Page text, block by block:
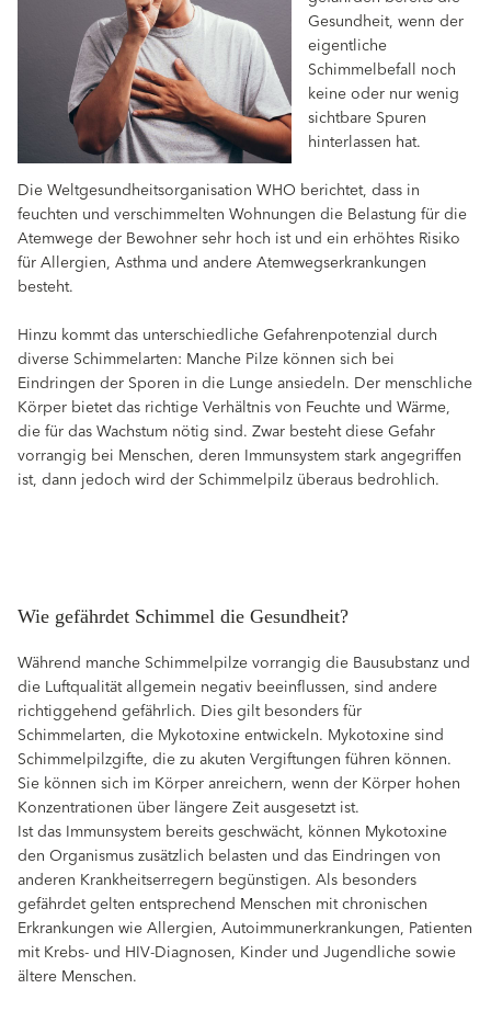
Gesundheit, wenn der
eigentliche
Schimmelbefall noch
keine oder nur wenig
sichtbare Spuren
hinterlassen hat.
Die Weltgesundheitsorganisation WHO berichtet, dass in
feuchten und verschimmelten Wohnungen die Belastung für die
Atemwege der Bewohner sehr hoch ist und ein erhöhtes Risiko
für Allergien, Asthma und andere Atemwegserkrankungen
besteht.
Hinzu kommt das unterschiedliche Gefahrenpotenzial durch
diverse Schimmelarten: Manche Pilze können sich bei
Eindringen der Sporen in die Lunge ansiedeln. Der menschliche
Körper bietet das richtige Verhältnis von Feuchte und Wärme,
die für das Wachstum nötig sind. Zwar besteht diese Gefahr
vorrangig bei Menschen, deren Immunsystem stark angegriffen
ist, dann jedoch wird der Schimmelpilz überaus bedrohlich.
Wie gefährdet Schimmel die Gesundheit?
Während manche Schimmelpilze vorrangig die Bausubstanz und
die Luftqualität allgemein negativ beeinflussen, sind andere
richtiggehend gefährlich. Dies gilt besonders für
Schimmelarten, die Mykotoxine entwickeln. Mykotoxine sind
Schimmelpilzgifte, die zu akuten Vergiftungen führen können.
Sie können sich im Körper anreichern, wenn der Körper hohen
Konzentrationen über längere Zeit ausgesetzt ist.
Ist das Immunsystem bereits geschwächt, können Mykotoxine
den Organismus zusätzlich belasten und das Eindringen von
anderen Krankheitserregern begünstigen. Als besonders
gefährdet gelten entsprechend Menschen mit chronischen
Erkrankungen wie Allergien, Autoimmunerkrankungen, Patienten
mit Krebs- und HIV-Diagnosen, Kinder und Jugendliche sowie
ältere Menschen.